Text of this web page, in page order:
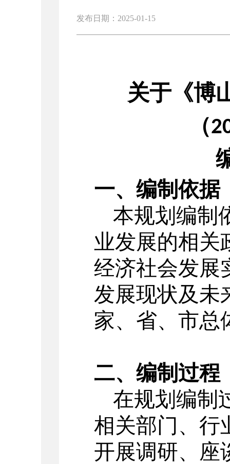
发布日期：2025-01-15
关于《博
（
一、编制依据
本规划编制
业发展的相关
经济社会发展
发展现状及未
家、省、市总
二、编制过程
在规划编制
相关部门、行
开展调研、座